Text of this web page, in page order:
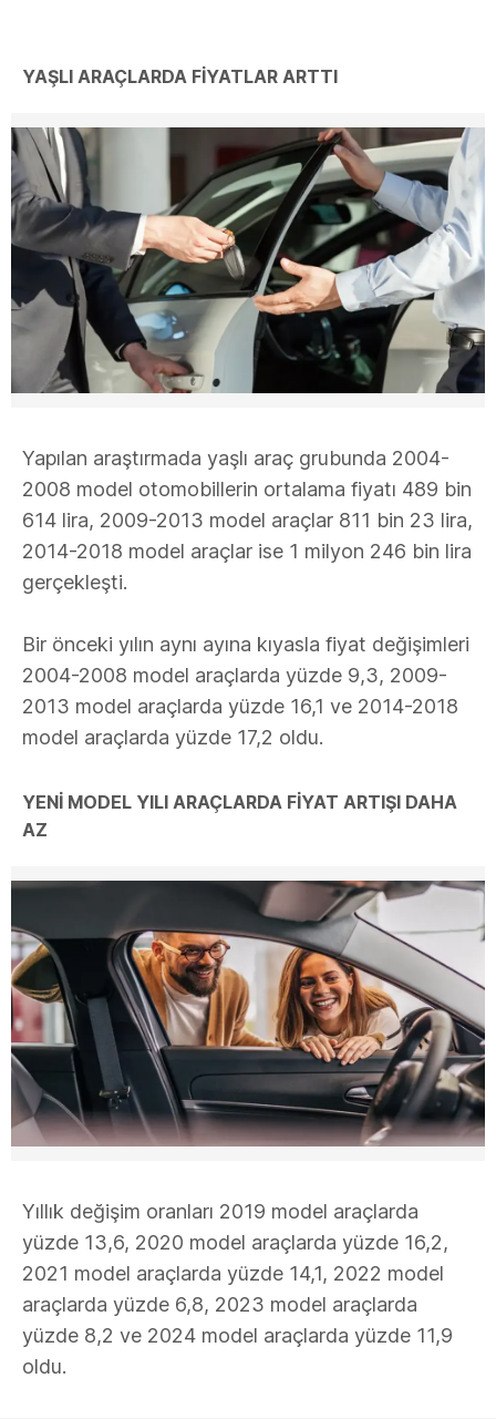
YAŞLI ARAÇLARDA FİYATLAR ARTTI
Yapılan araştırmada yaşlı araç grubunda 2004-
2008 model otomobillerin ortalama fiyatı 489 bin
614 lira, 2009-2013 model araçlar 811 bin 23 lira,
2014-2018 model araçlar ise 1 milyon 246 bin lira
gerçekleşti.
Bir önceki yılın aynı ayına kıyasla fiyat değişimleri
2004-2008 model araçlarda yüzde 9,3, 2009-
2013 model araçlarda yüzde 16,1 ve 2014-2018
model araçlarda yüzde 17,2 oldu.
YENİ MODEL YILI ARAÇLARDA FİYAT ARTIŞI DAHA
AZ
Yıllık değişim oranları 2019 model araçlarda
yüzde 13,6, 2020 model araçlarda yüzde 16,2,
2021 model araçlarda yüzde 14,1, 2022 model
araçlarda yüzde 6,8, 2023 model araçlarda
yüzde 8,2 ve 2024 model araçlarda yüzde 11,9
oldu.